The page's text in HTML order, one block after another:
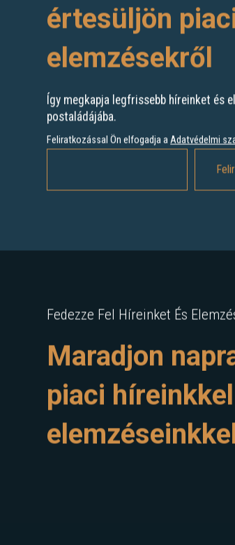
értesüljön
elemzésekről
Így megkapja legfrissebb híreinket és
postaládájába.
Feliratkozással Ön elfogadja aAdatvédelmi
Fedezze Fel Híreinket És
Maradjon
piaci